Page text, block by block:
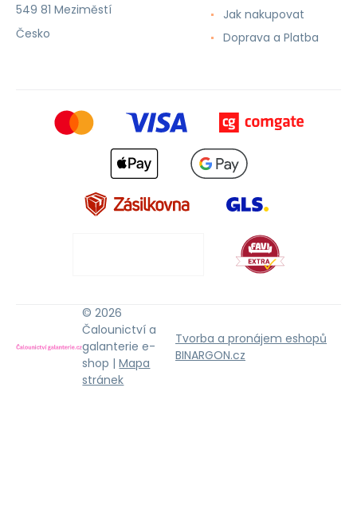
549 81 Meziměstí
Česko
Jak nakupovat
Doprava a Platba
© 2026
Čalounictví a
galanterie e-
shop |Mapa
stránek
Tvorba a pronájem eshopů
BINARGON.cz